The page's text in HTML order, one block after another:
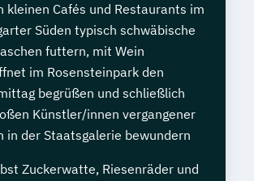
kleinen Cafés und Restaurants im
Süden typisch schwäbische
futtern, mit Wein
im Rosensteinpark den
begrüßen und schließlich
Künstler/innen vergangener
in der Staatsgalerie bewundern
Zuckerwatte, Riesenräder und